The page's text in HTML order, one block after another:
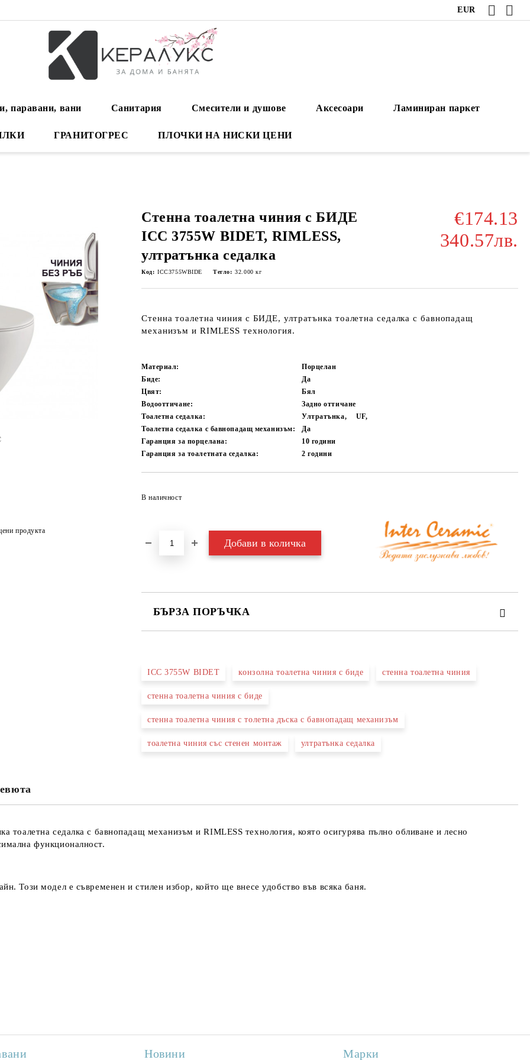
EUR
паравани, вани Санитария Смесители и душове Аксесоари Ламиниран паркет
ГРАНИТОГРЕС ПЛОЧКИ НА НИСКИ ЦЕНИ
Стенна тоалетна чиния с БИДЕ
ICC 3755W BIDET, RIMLESS,
ултратънка седалка
€174.13
340.57лв.
Код: ICC3755WBIDE Тегло: 32.000 кг
Стенна тоалетна чиния с БИДЕ, ултратънка тоалетна седалка с бавнопадащ
механизъм и RIMLESS технология.
Материал:
Порцелан
Биде:
Да
Цвят:
Бял
Водооттичане:
Задно оттичане
Тоалетна седалка:
Ултратънка,
UF,
Тоалетна седалка с бавнопадащ механизъм:
Да
Гаранция за порцелана:
10 години
Гаранция за тоалетната седалка:
2години
В наличност
БЪРЗА ПОРЪЧКА
Съгласен съм сПолитиката за лични данни
Ние ще се свържем с вас в рамките на работния ден.
ICC 3755W BIDET конзолна тоалетна чиния с биде стенна тоалетна чиния
стенна тоалетна чиния с биде
стенна тоалетна чиния с толетна дъска с бавнопадащ механизъм
тоалетна чиния със стенен монтаж ултратънка седалка
продукта
тоалетна седалка с бавнопадащ механизъм и RIMLESS технология, която осигурява пълно обливане и лесно
функционалност.
Този модел е съвременен и стилен избор, който ще внесе удобство във всяка баня.
Новини Марки